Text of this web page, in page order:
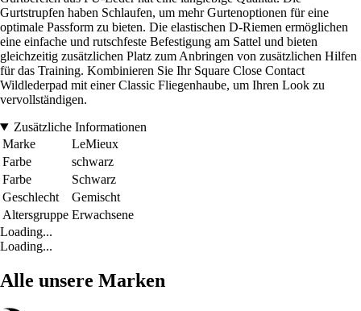
Gurtstrupfen haben Schlaufen, um mehr Gurtenoptionen für eine
optimale Passform zu bieten. Die elastischen D-Riemen ermöglichen
eine einfache und rutschfeste Befestigung am Sattel und bieten
gleichzeitig zusätzlichen Platz zum Anbringen von zusätzlichen Hilfen
für das Training. Kombinieren Sie Ihr Square Close Contact
Wildlederpad mit einer Classic Fliegenhaube, um Ihren Look zu
vervollständigen.
Zusätzliche Informationen
Marke
LeMieux
Farbe
schwarz
Farbe
Schwarz
Geschlecht
Gemischt
Altersgruppe Erwachsene
Loading...
Loading...
Alle unsere Marken